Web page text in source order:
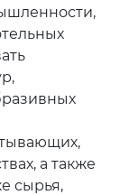
а также
сырья,